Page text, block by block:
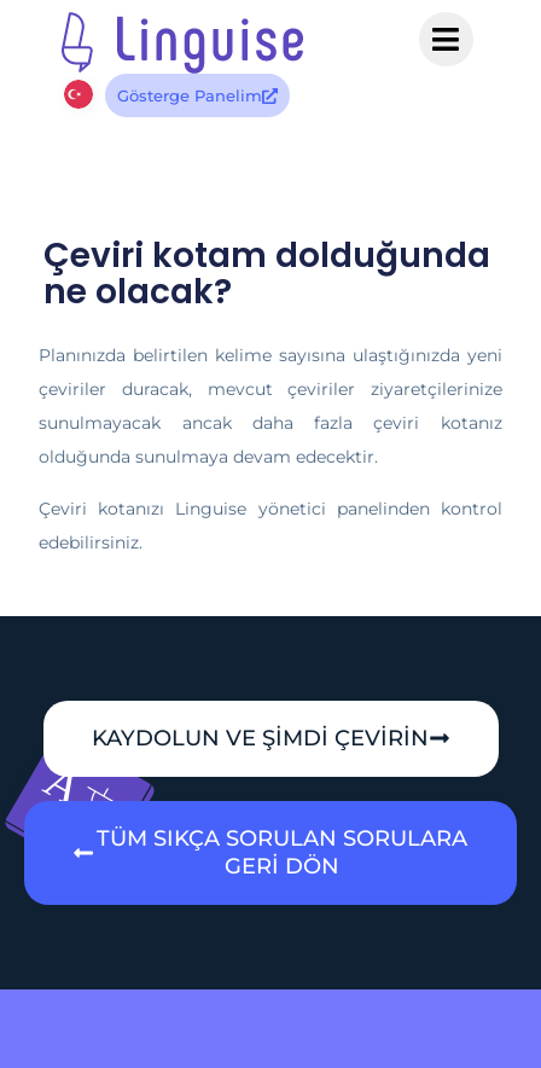
Gösterge Panelim
Çeviri kotam dolduğunda
ne olacak?
Planınızda belirtilen kelime sayısına ulaştığınızda yeni
çeviriler duracak, mevcut çeviriler ziyaretçilerinize
sunulmayacak ancak daha fazla çeviri kotanız
olduğunda sunulmaya devam edecektir.
Çeviri kotanızı Linguise yönetici panelinden kontrol
edebilirsiniz.
KAYDOLUN VE ŞİMDİ ÇEVİRİN
TÜM SIKÇA SORULAN SORULARA
GERİ DÖN